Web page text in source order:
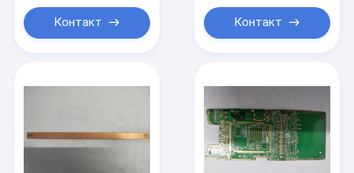
монтажом ФР4
Контакт Контакт